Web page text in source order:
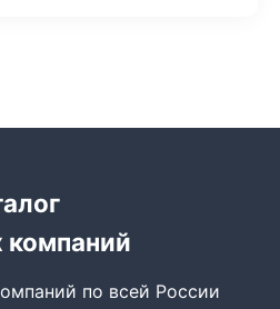
по всей России